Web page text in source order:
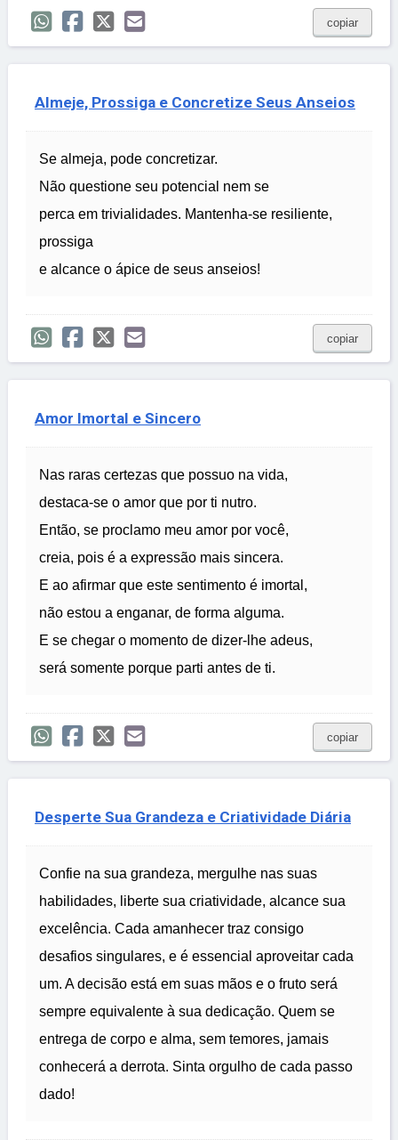
copiar
Almeje, Prossiga e Concretize Seus Anseios
Se almeja, pode concretizar.
Não questione seu potencial nem se
perca em trivialidades. Mantenha-se resiliente,
prossiga
e alcance o ápice de seus anseios!
copiar
Amor Imortal e Sincero
Nas raras certezas que possuo na vida,
destaca-se o amor que por ti nutro.
Então, se proclamo meu amor por você,
creia, pois é a expressão mais sincera.
E ao afirmar que este sentimento é imortal,
não estou a enganar, de forma alguma.
E se chegar o momento de dizer-lhe adeus,
será somente porque parti antes de ti.
copiar
Desperte Sua Grandeza e Criatividade Diária
Confie na sua grandeza, mergulhe nas suas
habilidades, liberte sua criatividade, alcance sua
excelência. Cada amanhecer traz consigo
desafios singulares, e é essencial aproveitar cada
um. A decisão está em suas mãos e o fruto será
sempre equivalente à sua dedicação. Quem se
entrega de corpo e alma, sem temores, jamais
conhecerá a derrota. Sinta orgulho de cada passo
dado!